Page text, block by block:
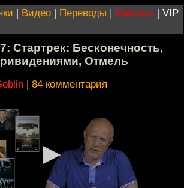
| Видео | Переводы | Магазин | VIP
Стартрек: Бесконечность,
Отмель
| 84 комментария